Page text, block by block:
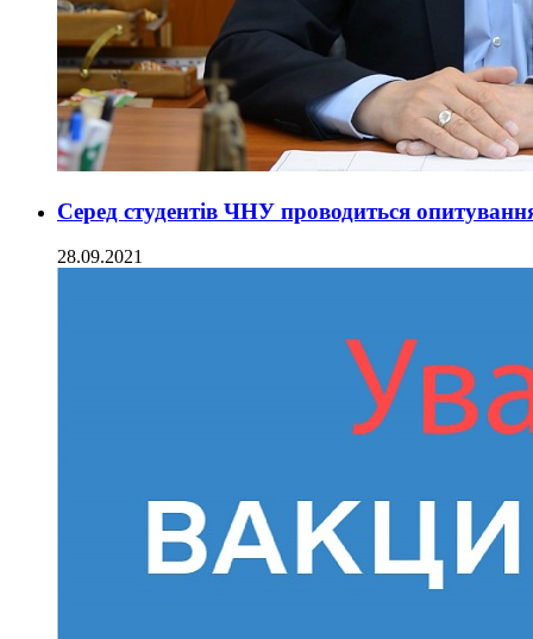
Серед студентів ЧНУ проводиться
28.09.2021